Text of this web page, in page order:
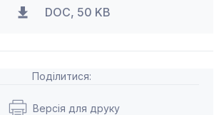
DOC, 50 KB
Поділитися:
Версія для друку